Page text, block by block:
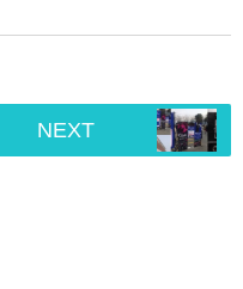
NEXT